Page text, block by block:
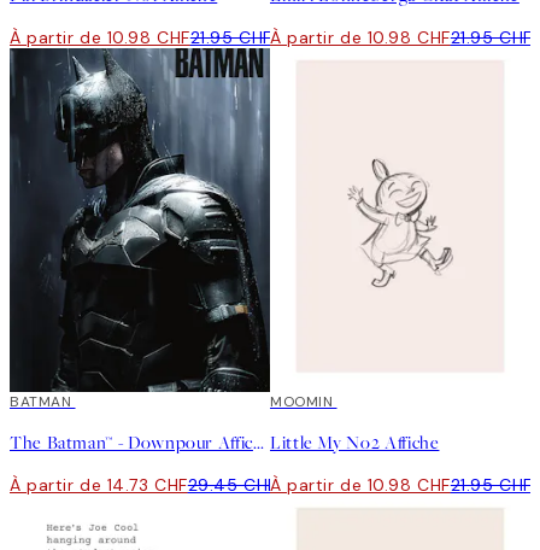
À partir de 10.98 CHF21.95 CHFÀ partir de 10.98 CHF21.95 CHF
50%*
BATMAN
The Batman™ - Downpour Affiche
À partir de 14.73 CHF29.45 CHF
50%*
MOOMIN
Little My No2 Affiche
À partir de 10.98 CHF21.95 CHF